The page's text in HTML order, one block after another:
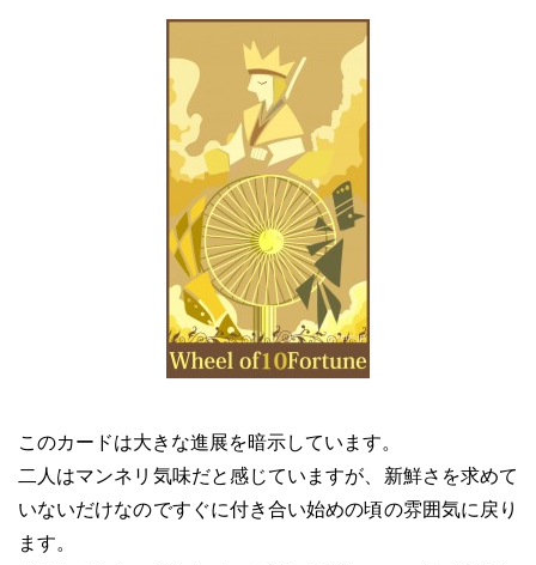
このカードは大きな進展を暗示しています。
二人はマンネリ気味だと感じていますが、新鮮さを求めて
いないだけなのですぐに付き合い始めの頃の雰囲気に戻り
ます。